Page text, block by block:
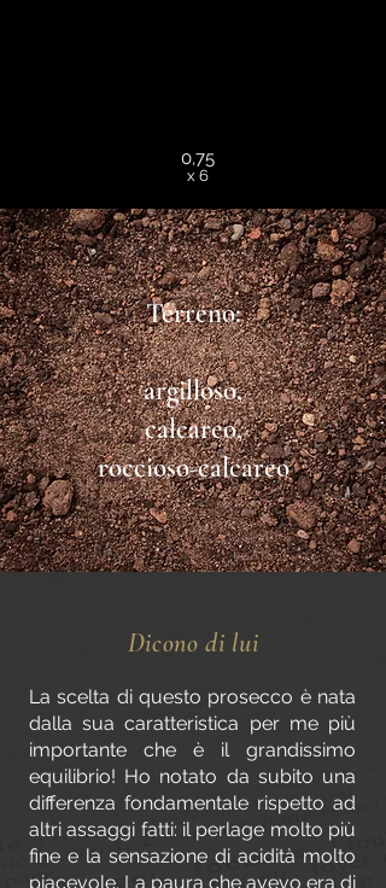
Terreno:
argilloso,
calcareo,
roccioso-calcareo
0,75
x 6
Dicono di lui
La scelta di questo prosecco è nata
dalla sua caratteristica per me più
importante che è il grandissimo
equilibrio! Ho notato da subito una
differenza fondamentale rispetto ad
altri assaggi fatti: il perlage molto più
fine e la sensazione di acidità molto
piacevole. La paura che avevo era di